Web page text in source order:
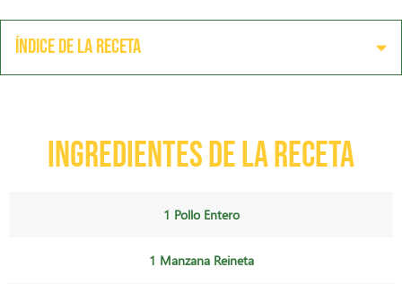
Índice de la receta
Ingredientes de la receta
1 Pollo Entero
1 Manzana Reineta